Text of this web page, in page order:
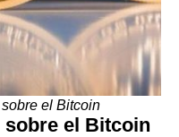
el Bitcoin
el Bitcoin